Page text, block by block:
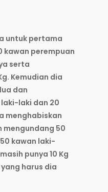
untuk pertama
kawan perempuan
serta
Kemudian dia
dan
laki dan 20
menghabiskan
mengundang 50
kawan laki-
punya 10 Kg
harus dia